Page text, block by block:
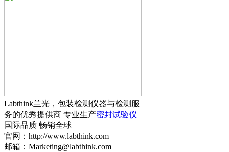
Labthink兰光，包装检测仪器与检测服
务的优秀提供商 专业生产密封试验仪
国际品质 畅销全球
官网：http://www.labthink.com
邮箱：Marketing@labthink.com